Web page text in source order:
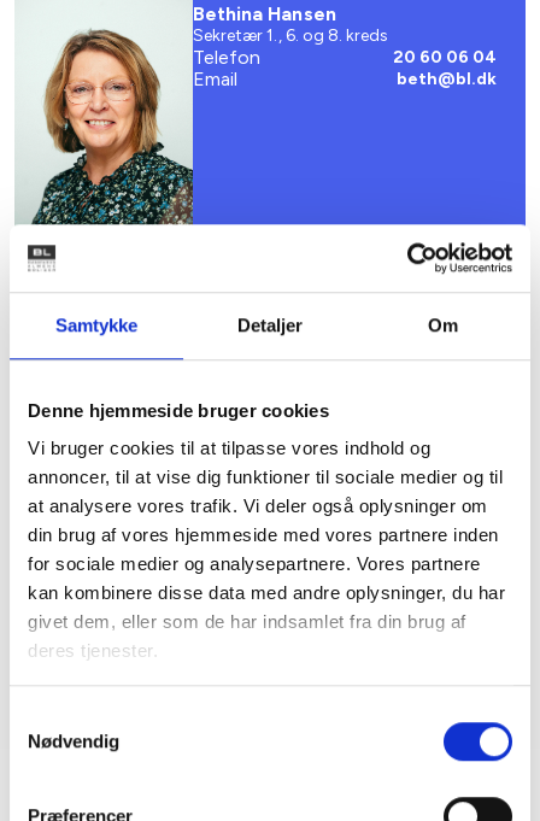
Samtykke Detaljer Om
Denne hjemmeside bruger cookies
Vi bruger cookies til at tilpasse vores indhold og
annoncer, til at vise dig funktioner til sociale medier og til
at analysere vores trafik. Vi deler også oplysninger om
din brug af vores hjemmeside med vores partnere inden
for sociale medier og analysepartnere. Vores partnere
kan kombinere disse data med andre oplysninger, du har
givet dem, eller som de har indsamlet fra din brug af
deres tjenester.
Nødvendig
Præferencer
Mødet er for dig, der er valgt til
kredsens konferenceudvalg, og
Det er ikke muligt at tilmelde sig
dette møde.
Dagsorden følger.
Bethina Hansen
Sekretær 1., 6. og 8. kreds
Telefon 20 60 06 04
Email beth@bl.dk